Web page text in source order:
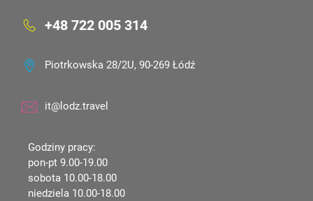
+48 722 005 314
Piotrkowska 28/2U, 90-269 Łódź
it@lodz.travel
Godziny pracy:
pon-pt 9.00-19.00
sobota 10.00-18.00
niedziela 10.00-18.00